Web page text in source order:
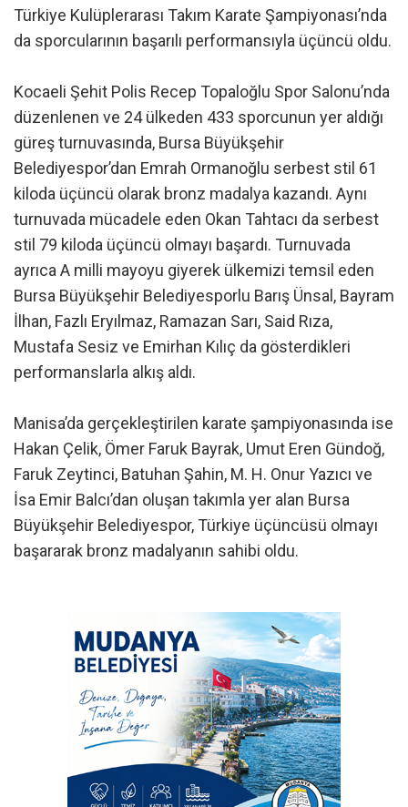
Türkiye Kulüplerarası Takım Karate Şampiyonası’nda
da sporcularının başarılı performansıyla üçüncü oldu.
Kocaeli Şehit Polis Recep Topaloğlu Spor Salonu’nda
düzenlenen ve 24 ülkeden 433 sporcunun yer aldığı
güreş turnuvasında, Bursa Büyükşehir
Belediyespor’dan Emrah Ormanoğlu serbest stil 61
kiloda üçüncü olarak bronz madalya kazandı. Aynı
turnuvada mücadele eden Okan Tahtacı da serbest
stil 79 kiloda üçüncü olmayı başardı. Turnuvada
ayrıca A milli mayoyu giyerek ülkemizi temsil eden
Bursa Büyükşehir Belediyesporlu Barış Ünsal, Bayram
İlhan, Fazlı Eryılmaz, Ramazan Sarı, Said Rıza,
Mustafa Sesiz ve Emirhan Kılıç da gösterdikleri
performanslarla alkış aldı.
Manisa’da gerçekleştirilen karate şampiyonasında ise
Hakan Çelik, Ömer Faruk Bayrak, Umut Eren Gündoğ,
Faruk Zeytinci, Batuhan Şahin, M. H. Onur Yazıcı ve
İsa Emir Balcı’dan oluşan takımla yer alan Bursa
Büyükşehir Belediyespor, Türkiye üçüncüsü olmayı
başararak bronz madalyanın sahibi oldu.